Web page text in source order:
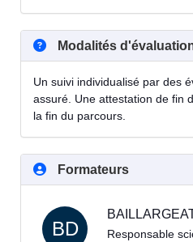
Modalités
Un suivi individualisé par des
assuré. Une attestation de fin
la fin du parcours.
Formateurs
BD Responsable